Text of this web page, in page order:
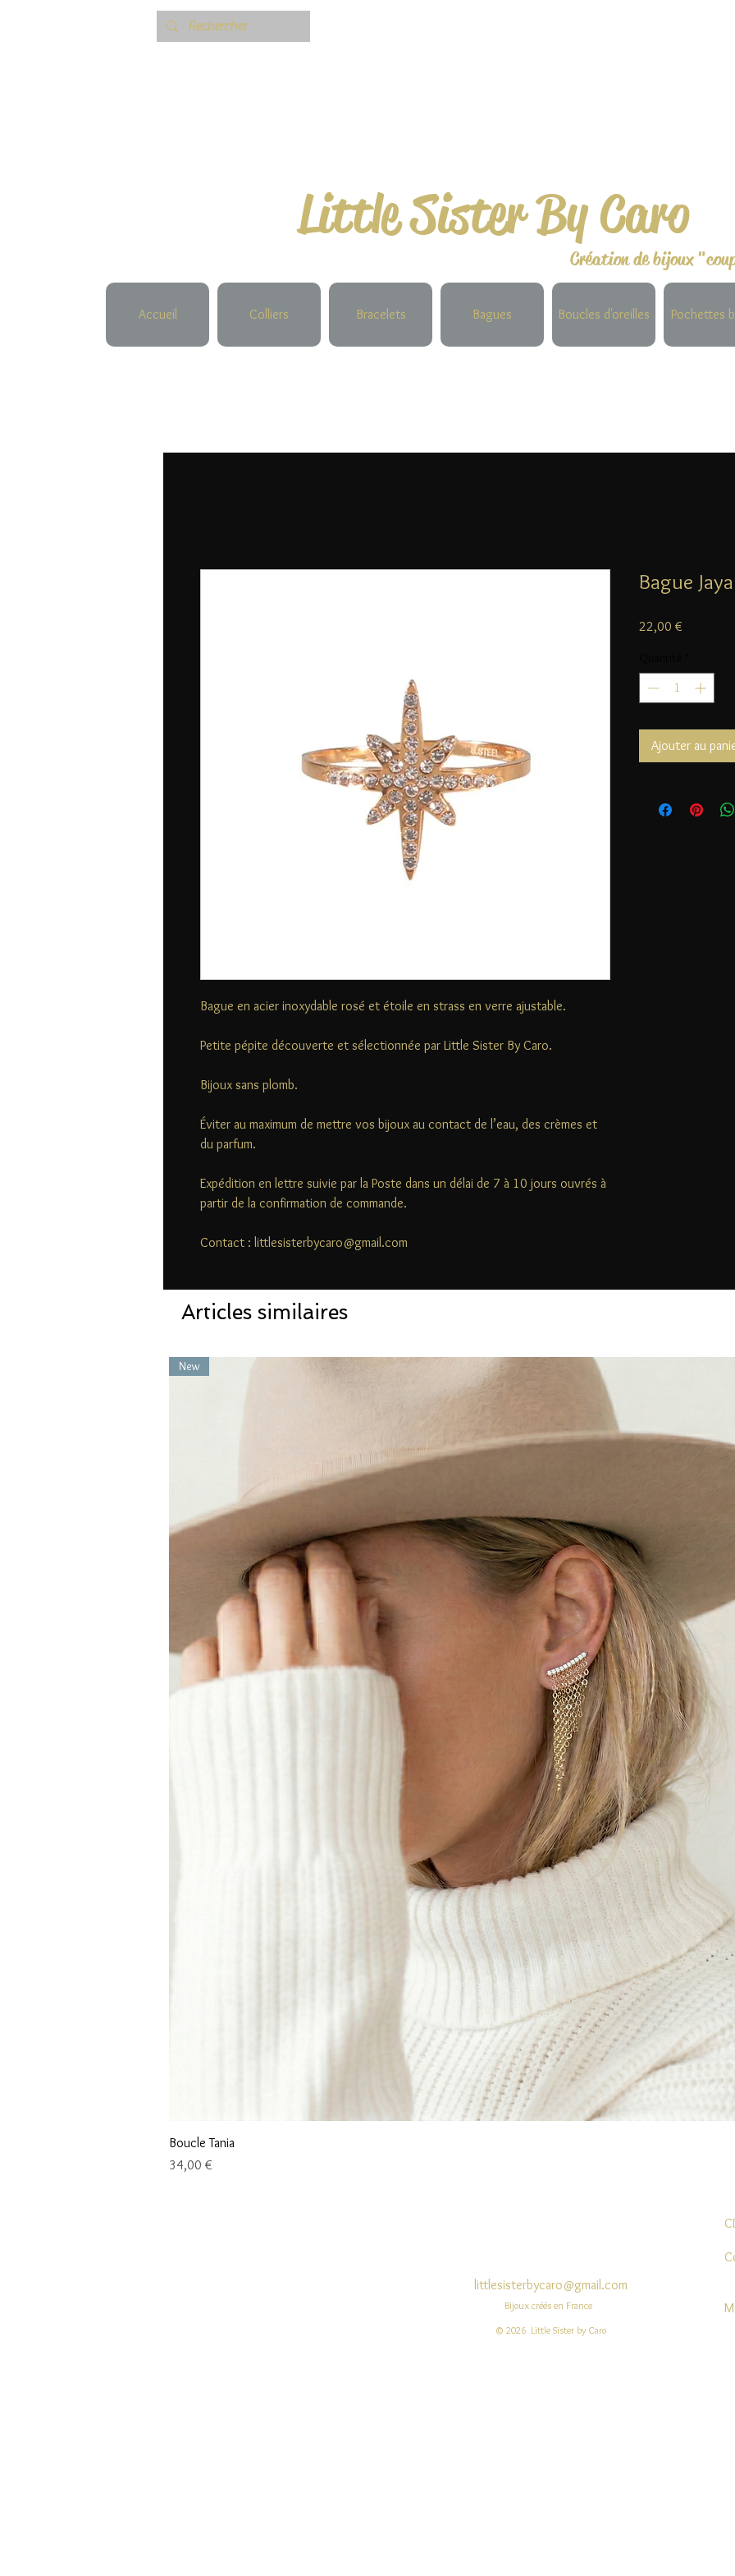
Little Sister By Caro
Création de bijoux
Accueil Colliers Bracelets Bagues Boucles d'oreilles Pochettes
Bague en acier inoxydable rosé et étoile en strass en verre ajustable.
Petite pépite découverte et sélectionnée par Little Sister By Caro.
Bijoux sans plomb.
Éviter au maximum de mettre vos bijoux au contact de l’eau, des crèmes et
du parfum.
Expédition en lettre suivie par la Poste dans un délai de 7 à 10 jours ouvrés à
partir de la confirmation de commande.
Contact : littlesisterbycaro@gmail.com
Bague Jaya
22,00 €
Ajouter au
Articles similaires
New
Boucle Tania
Prix
34,00 €
littlesisterbycaro@gmail.com
Bijoux créés en France
© 2026 Little Sister by Caro